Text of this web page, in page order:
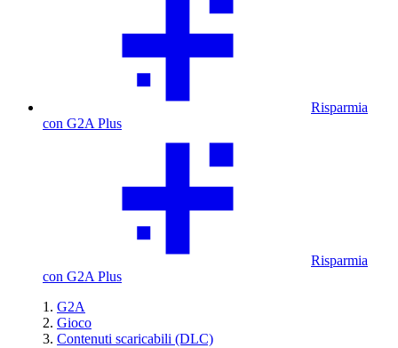
Risparmia
con G2A Plus
Risparmia
con G2A Plus
G2A
Gioco
Contenuti scaricabili (DLC)